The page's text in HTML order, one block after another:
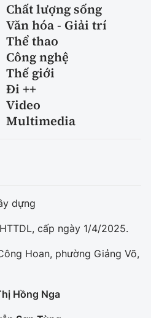
Chất lượng sống
Văn hóa - Giải trí
Thể thao
Công nghệ
Thế giới
Đi ++
Video
Multimedia
dựng
cấp ngày 1/4/2025.
Hoan, phường Giảng Võ,
Hồng Nga